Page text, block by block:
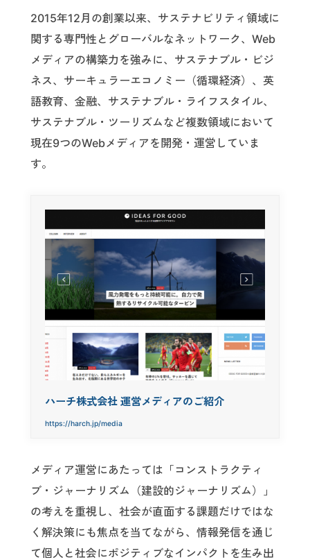
2015年12月の創業以来、サステナビリティ領域に
関する専門性とグローバルなネットワーク、Web
メディアの構築力を強みに、サステナブル・ビジ
ネス、サーキュラーエコノミー（循環経済）、英
語教育、金融、サステナブル・ライフスタイル、
サステナブル・ツーリズムなど複数領域において
現在9つのWebメディアを開発・運営していま
す。
ハーチ株式会社 運営メディアのご紹介
https://harch.jp/media
メディア運営にあたっては「コンストラクティ
ブ・ジャーナリズム（建設的ジャーナリズム）」
の考えを重視し、社会が直面する課題だけではな
く解決策にも焦点を当てながら、情報発信を通じ
て個人と社会にポジティブなインパクトを生み出